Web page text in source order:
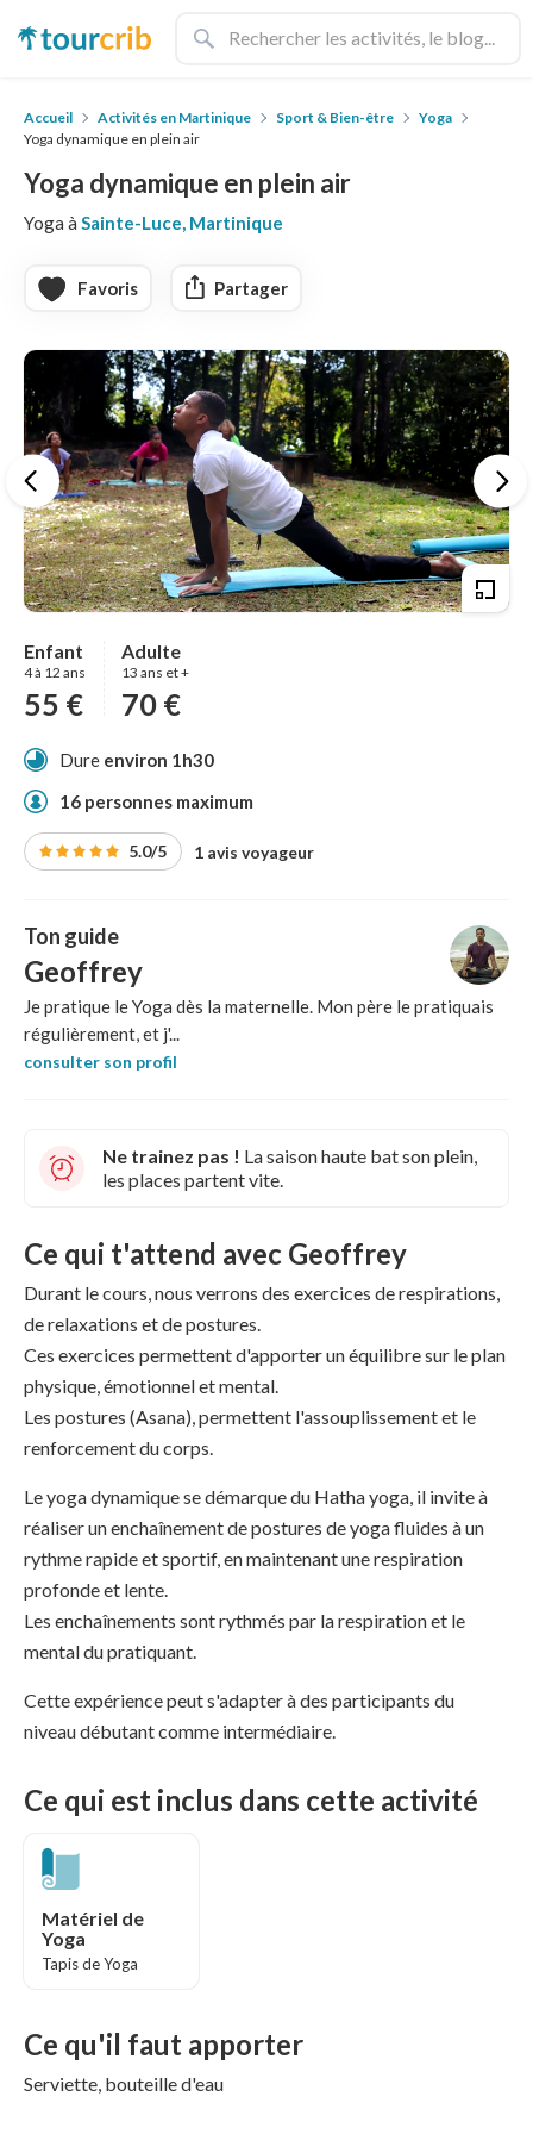
Accueil Activités en Martinique Sport & Bien-être
Yoga
Yoga dynamique en plein air
Yoga dynamique en plein air
Yoga à Sainte-Luce, Martinique
Favoris Partager
Ton guide
Geoffrey
Je pratique le Yoga dès la maternelle. Mon père le pratiquais
régulièrement, et j'...
consulter son profil
Dure environ 1h30
16 personnes maximum
5.0/5 1 avis voyageur
Enfant
4 à 12 ans
55 €
Adulte
13 ans et +
70 €
Ne trainez pas ! La saison haute bat son plein,
les places partent vite.
Ce qui t'attend avec Geoffrey
Durant le cours, nous verrons des exercices de respirations,
de relaxations et de postures.
Ces exercices permettent d'apporter un équilibre sur le plan
physique, émotionnel et mental.
Les postures (Asana), permettent l'assouplissement et le
renforcement du corps.
Le yoga dynamique se démarque du Hatha yoga, il invite à
réaliser un enchaînement de postures de yoga fluides à un
rythme rapide et sportif, en maintenant une respiration
profonde et lente.
Les enchaînements sont rythmés par la respiration et le
mental du pratiquant.
Cette expérience peut s'adapter à des participants du
niveau débutant comme intermédiaire.
Ce qui est inclus dans cette activité
Matériel de
Yoga
Tapis de Yoga
Ce qu'il faut apporter
Serviette, bouteille d'eau